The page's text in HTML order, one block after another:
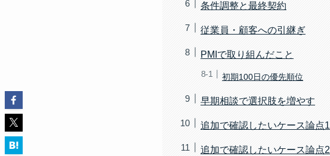
条件調整と最終契約
従業員・顧客への引継ぎ
PMIで取り組んだこと
初期100日の優先順位
早期相談で選択肢を増やす
追加で確認したいケース論点1
追加で確認したいケース論点2